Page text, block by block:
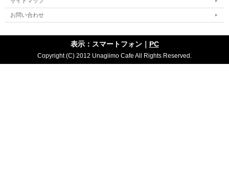
お問い合わせ
表示：スマートフォン｜ PC
Copyright (C) 2012 Unagiimo Cafe All Rights Reserved.